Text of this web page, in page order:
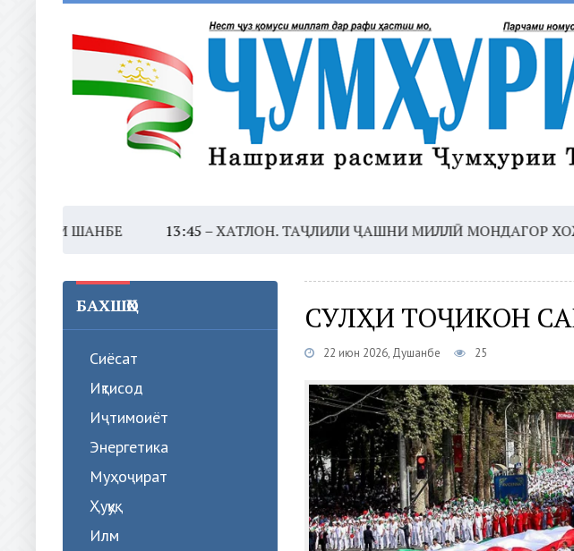
13:45 – ХАТЛОН. ТАҶЛИЛИ ҶАШНИ МИЛЛӢ МОНДАГОР ХОҲАД БУД
БАХШҲО
Сиёсат
Иқтисод
Иҷтимоиёт
Энергетика
Муҳоҷират
Ҳуқуқ
Илм
СУЛҲИ ТОҶИКОН
22 июн 2026, Душанбе 25